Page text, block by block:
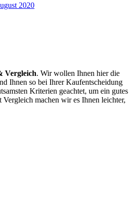
2020
Vergleich. Wir wollen Ihnen hier die
Ihnen so bei Ihrer Kaufentscheidung
Kriterien geachtet, um ein gutes
machen wir es Ihnen leichter,